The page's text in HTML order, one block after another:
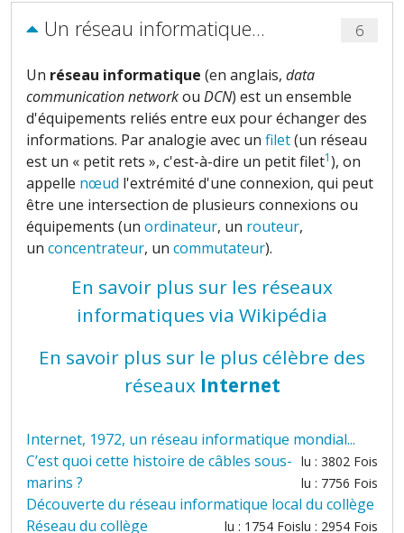
Un réseau informatique... 6
Un réseau informatique (en anglais, data
communication networkou DCN) est un ensemble
d'équipements reliés entre eux pour échanger des
informations. Par analogie avec un filet(un réseau
est un « petit rets », c'est-à-dire un petit filet1), on
appelle nœud l'extrémité d'une connexion, qui peut
être une intersection de plusieurs connexions ou
équipements (un ordinateur, un routeur,
un concentrateur, un commutateur).
En savoir plus sur les réseaux
informatiques via Wikipédia
En savoir plus sur le plus célèbre des
réseauxInternet
Internet, 1972, un réseau informatique mondial...
lu : 3802 Fois
C’est quoi cette histoire de câbles sous-
marins ?
lu : 7756 Fois
Découverte du réseau informatique local du collège
lu : 2954 Fois
Réseau du collège lu : 1754 Fois